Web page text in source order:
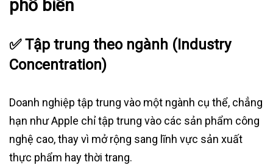
phổ biến
✅Tập trung theo ngành (Industry
Concentration)
Doanh nghiệp tập trung vào một ngành cụ thể, chẳng
hạn như Apple chỉ tập trung vào các sản phẩm công
nghệ cao, thay vì mở rộng sang lĩnh vực sản xuất
thực phẩm hay thời trang.